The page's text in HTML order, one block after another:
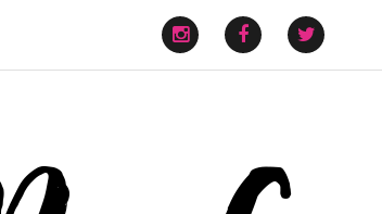
instagramfacebooktwitter